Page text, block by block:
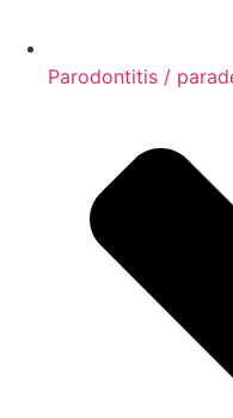
Parodontitis /